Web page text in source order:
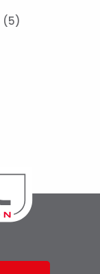
(5)